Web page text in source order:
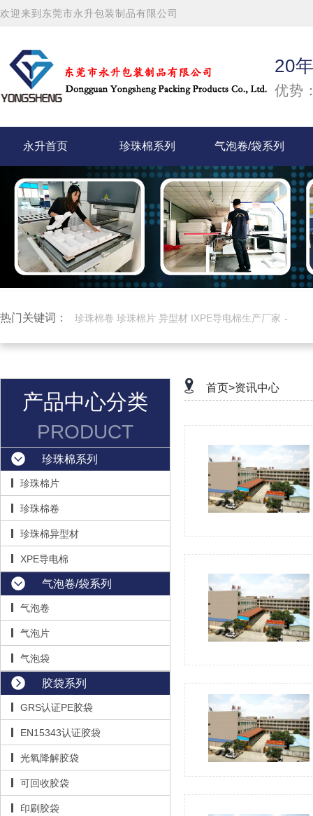
欢迎来到东莞市永升包装制品有限公司
20
优势
永升首页 珍珠棉系列 气泡卷/袋系列
热门关键词： 珍珠棉卷 珍珠棉片 异型材 IXPE导电棉生产厂家
产品中心分类
PRODUCT
珍珠棉系列
珍珠棉片
珍珠棉卷
珍珠棉异型材
XPE导电棉
气泡卷/袋系列
气泡卷
气泡片
气泡袋
胶袋系列
GRS认证PE胶袋
EN15343认证胶袋
光氧降解胶袋
可回收胶袋
印刷胶袋
首页>资讯中心